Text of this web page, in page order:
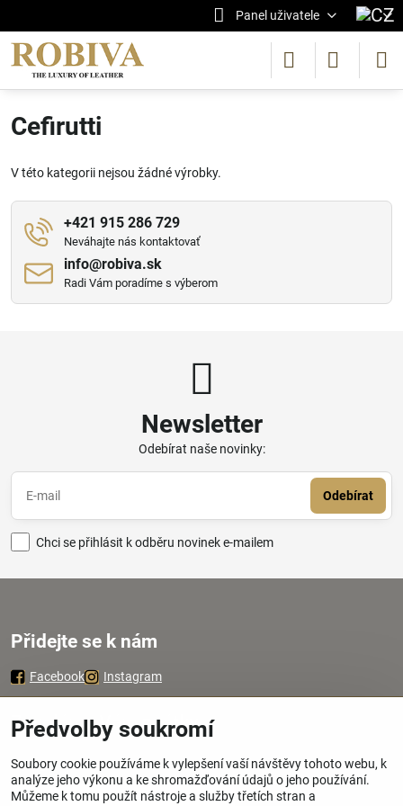
Panel uživatele
Cefirutti
V této kategorii nejsou žádné výrobky.
+421 915 286 729
Neváhajte nás kontaktovať
info​@robiva​.sk
Radi Vám poradíme s výberom
Newsletter
Odebírat naše novinky:
Odebírat
Chci se přihlásit k odběru novinek e-mailem
Přidejte se k nám
Facebook Instagram
Zavoláme Vám zpátky
Váš telefon*
Předvolby soukromí
Soubory cookie používáme k vylepšení vaší návštěvy tohoto webu, k
analýze jeho výkonu a ke shromažďování údajů o jeho používání.
Můžeme k tomu použít nástroje a služby třetích stran a